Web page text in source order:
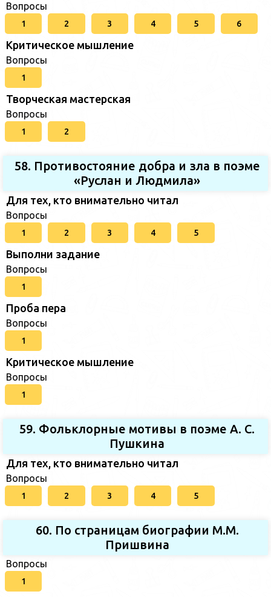
Вопросы
1 2 3 4 5 6
Критическое мышление
Вопросы
1
Творческая мастерская
Вопросы
1 2
58. Противостояние добра и зла в поэме
«Руслан и Людмила»
Для тех, кто внимательно читал
Вопросы
1 2 3 4 5
Выполни задание
Вопросы
1
Проба пера
Вопросы
1
Критическое мышление
Вопросы
1
59. Фольклорные мотивы в поэме А. С.
Пушкина
Для тех, кто внимательно читал
Вопросы
1 2 3 4 5
60. По страницам биографии М.М.
Пришвина
Вопросы
1